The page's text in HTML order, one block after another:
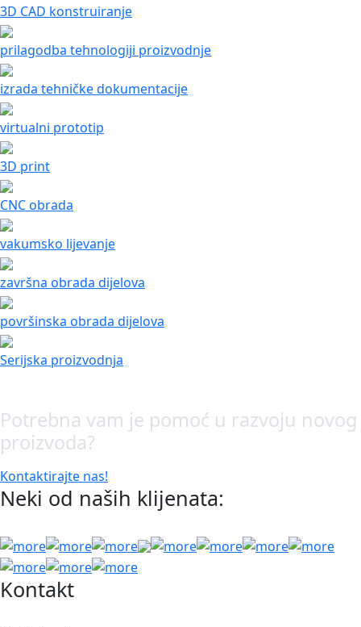
3D CAD konstruiranje
prilagodba tehnologiji proizvodnje
izrada tehničke dokumentacije
virtualni prototip
3D print
CNC obrada
vakumsko lijevanje
završna obrada dijelova
površinska obrada dijelova
Serijska proizvodnja
Potrebna vam je pomoć u razvoju novog
proizvoda?
Kontaktirajte nas!
Neki od naših klijenata:
Kontakt